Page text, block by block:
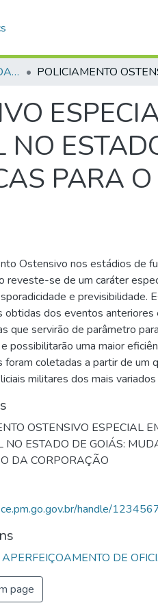
CURSO DE APERFEIÇOAMENTO DE OFICIAIS - CAO - 1992
PARA
Ostensivo nos estádios de
reveste-se de um caráter
e previsibilidade.
obtidas dos eventos anteriores
que servirão de parâmetro
possibilitarão uma maior
foram coletadas a partir de um
militares dos mais
OSTENSIVO ESPECIAL
NO ESTADO DE GOIÁS:
DA CORPORAÇÃO
handle/
DE
page